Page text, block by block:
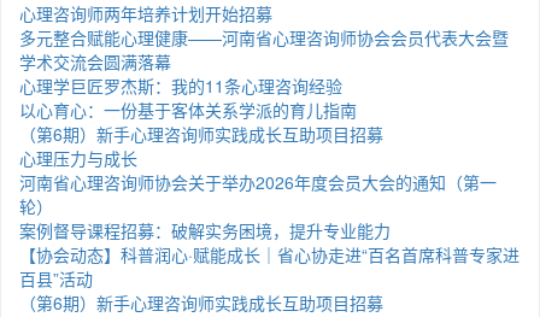
心理咨询师两年培养计划开始招募
多元整合赋能心理健康——河南省心理咨询师协会会员代表大会暨
学术交流会圆满落幕
心理学巨匠罗杰斯：我的11条心理咨询经验
以心育心：一份基于客体关系学派的育儿指南
（第6期）新手心理咨询师实践成长互助项目招募
心理压力与成长
河南省心理咨询师协会关于举办2026年度会员大会的通知（第一
轮）
案例督导课程招募：破解实务困境，提升专业能力
【协会动态】科普润心·赋能成长｜省心协走进“百名首席科普专家进
百县”活动
（第6期）新手心理咨询师实践成长互助项目招募